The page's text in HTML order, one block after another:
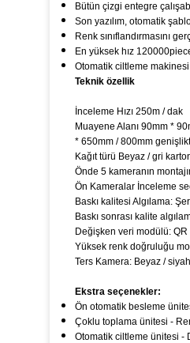
Bütün çizgi entegre
Son yazılım, otomatik
Renk sınıflandırmasını
En yüksek hız
Otomatik ciltleme
Teknik özellik
İnceleme Hızı 250m / dak
Muayene Alanı 90mm *
* 650mm / 800mm
Kağıt türü Beyaz / gri
Önde 5 kameranın
Ön Kameralar İnceleme
Baskı kalitesi Algılama:
Baskı sonrası kalite
Değişken veri modülü:
Yüksek renk doğruluğu
Ters Kamera: Beyaz /
Ekstra seçenekler:
Ön otomatik besleme
Çoklu toplama ünitesi -
Otomatik ciltleme ünitesi -